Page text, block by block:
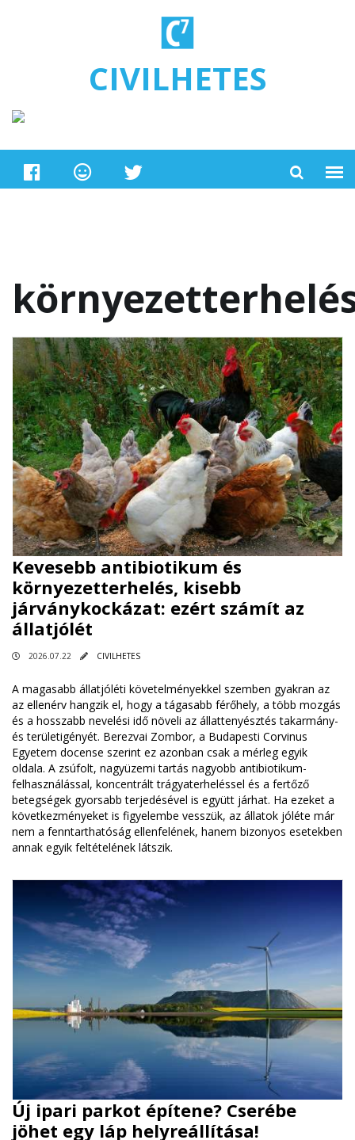
CIVILHETES
Kevesebb antibiotikum és
környezetterhelés, kisebb
járványkockázat: ezért számít az
állatjólét
2026.07.22 CIVILHETES
A magasabb állatjóléti követelményekkel szemben gyakran az
az ellenérv hangzik el, hogy a tágasabb férőhely, a több mozgás
és a hosszabb nevelési idő növeli az állattenyésztés takarmány-
és területigényét. Berezvai Zombor, a Budapesti Corvinus
Egyetem docense szerint ez azonban csak a mérleg egyik
oldala. A zsúfolt, nagyüzemi tartás nagyobb antibiotikum-
felhasználással, koncentrált trágyaterheléssel és a fertőző
betegségek gyorsabb terjedésével is együtt járhat. Ha ezeket a
következményeket is figyelembe vesszük, az állatok jóléte már
nem a fenntarthatóság ellenfelének, hanem bizonyos esetekben
annak egyik feltételének látszik.
Új ipari parkot építene? Cserébe
jöhet egy láp helyreállítása!